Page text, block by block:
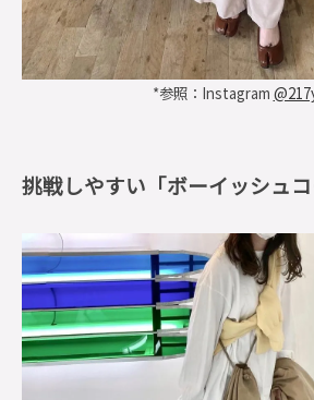
*参照：Instagram
挑戦しやすい「ボーイッシュコ